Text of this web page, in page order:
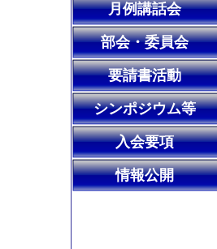
月例講話会
部会・委員会
要請書活動
シンポジウム等
入会要項
情報公開